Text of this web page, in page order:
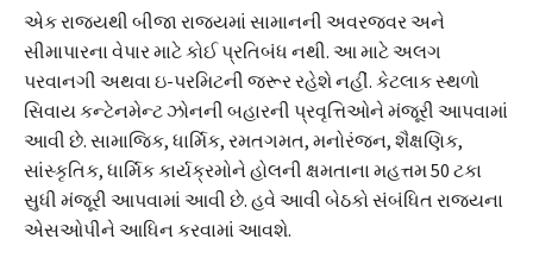
એક રાજ્યથી બીજા રાજ્યમાં સામાનની અવરજવર અને
સીમાપારના વેપાર માટે કોઈ પ્રતિબંધ નથી. આ માટે અલગ
પરવાનગી અથવા ઇ-પરમિટની જરૂર રહેશે નહીં. કેટલાક સ્થળો
સિવાય કન્ટેનમેન્ટ ઝોનની બહારની પ્રવૃત્તિઓને મંજૂરી આપવામાં
આવી છે. સામાજિક, ધાર્મિક, રમતગમત, મનોરંજન, શૈક્ષણિક,
સાંસ્કૃતિક, ધાર્મિક કાર્યક્રમોને હોલની ક્ષમતાના મહત્તમ 50 ટકા
સુધી મંજૂરી આપવામાં આવી છે. હવે આવી બેઠકો સંબંધિત રાજ્યના
એસઓપીને આધિન કરવામાં આવશે.